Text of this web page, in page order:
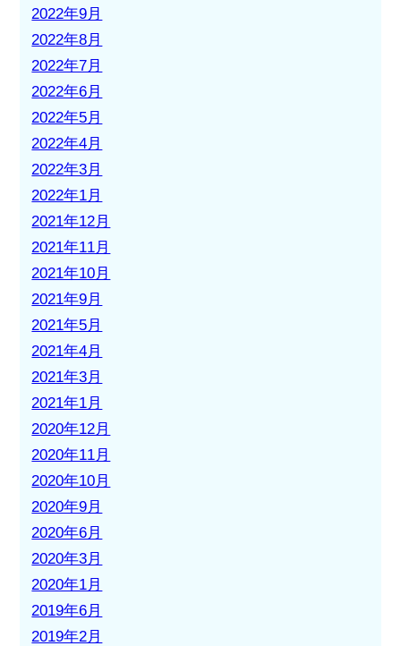
2022年9月
2022年8月
2022年7月
2022年6月
2022年5月
2022年4月
2022年3月
2022年1月
2021年12月
2021年11月
2021年10月
2021年9月
2021年5月
2021年4月
2021年3月
2021年1月
2020年12月
2020年11月
2020年10月
2020年9月
2020年6月
2020年3月
2020年1月
2019年6月
2019年2月